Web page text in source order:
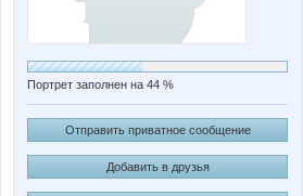
Портрет заполнен на 44 %
Отправить приватное сообщение
Добавить в друзья